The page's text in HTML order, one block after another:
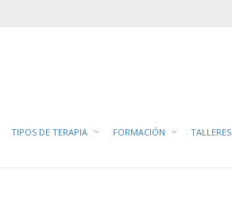
TIPOS DE TERAPIA FORMACIÓN TALLERES